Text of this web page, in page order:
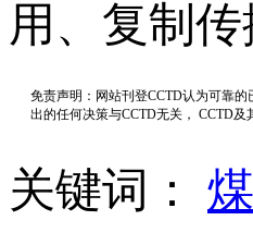
用、复制
免责声明：网站刊登CCTD认为可靠
出的任何决策与CCTD无关， CCTD
关键词：